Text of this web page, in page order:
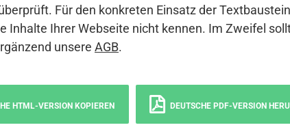
Für den konkreten Einsatz der
Inhalte Ihrer Webseite nicht kennen. Im Zweifel
unsere AGB.
HTML-VERSION KOPIEREN DEUTSCHE PDF-VERSION